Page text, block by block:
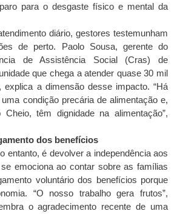
para o desgaste físico e mental da
diário, gestores testemunham
de perto. Paolo Sousa, gerente do
de Assistência Social (Cras) de
que chega a atender quase 30 mil
a dimensão desse impacto. “Há
condição precária de alimentação e,
têm dignidade na alimentação”,
dos benefícios
entanto, é devolver a independência aos
emociona ao contar sobre as famílias
voluntário dos benefícios porque
“O nosso trabalho gera frutos”,
o agradecimento recente de uma